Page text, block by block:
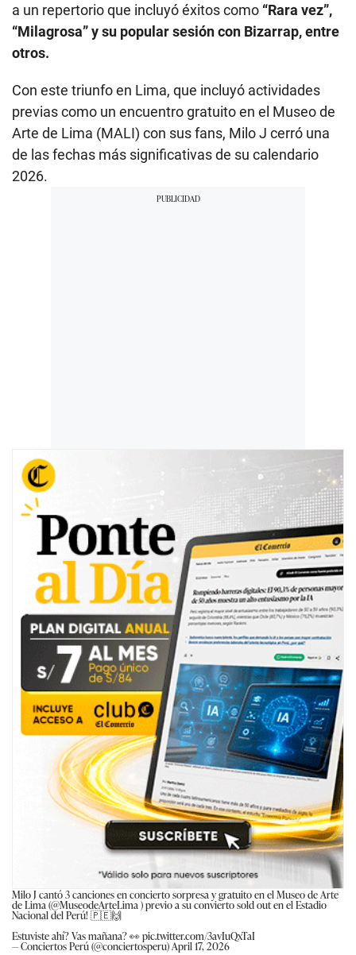
a un repertorio que incluyó éxitos como “Rara vez”,
“Milagrosa” y su popular sesión con Bizarrap, entre
otros.
Con este triunfo en Lima, que incluyó actividades
previas como un encuentro gratuito en el Museo de
Arte de Lima (MALI) con sus fans, Milo J cerró una
de las fechas más significativas de su calendario
2026.
Milo J cantó 3 canciones en concierto sorpresa y gratuito en el Museo de Arte
de Lima (@MuseodeArteLima) previo a su convierto sold out en el Estadio
Nacional del Perú! 🇵🇪🙌
Estuviste ahí? Vas mañana? 👀pic.twitter.com/3avIuQxTaI
— Conciertos Perú (@conciertosperu)April 17, 2026